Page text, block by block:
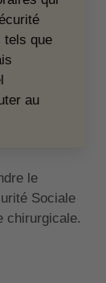
tels que
au
le
Sociale
chirurgicale.